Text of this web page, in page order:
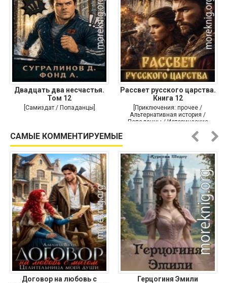
Двадцать два несчастья.
Том 12
[Самиздат / Попаданцы]
Рассвет русского царства.
Книга 12
[Приключения: прочее /
Альтернативная история /
Попаданцы / Исторические
САМЫЕ КОММЕНТИРУЕМЫЕ
Договор на любовь с
Герцогиня Эмили